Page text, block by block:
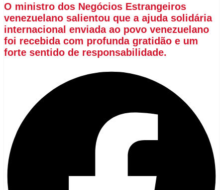
O ministro dos Negócios Estrangeiros
venezuelano salientou que a ajuda solidária
internacional enviada ao povo venezuelano
foi recebida com profunda gratidão e um
forte sentido de responsabilidade.